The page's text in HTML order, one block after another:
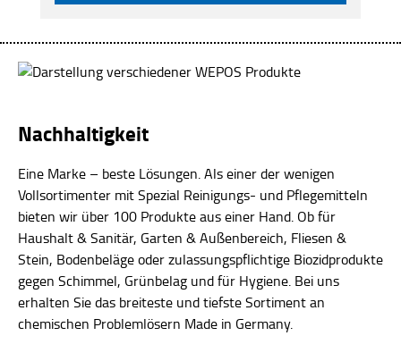
Nachhaltigkeit
Eine Marke – beste Lösungen. Als einer der wenigen
Vollsortimenter mit Spezial Reinigungs- und Pflegemitteln
bieten wir über 100 Produkte aus einer Hand. Ob für
Haushalt & Sanitär, Garten & Außenbereich, Fliesen &
Stein, Bodenbeläge oder zulassungspflichtige Biozidprodukte
gegen Schimmel, Grünbelag und für Hygiene. Bei uns
erhalten Sie das breiteste und tiefste Sortiment an
chemischen Problemlösern Made in Germany.